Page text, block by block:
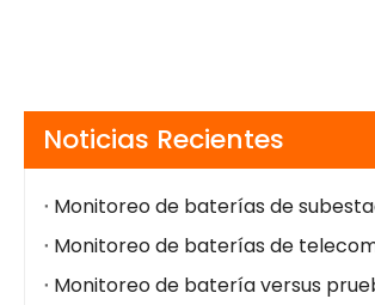
Noticias Recientes